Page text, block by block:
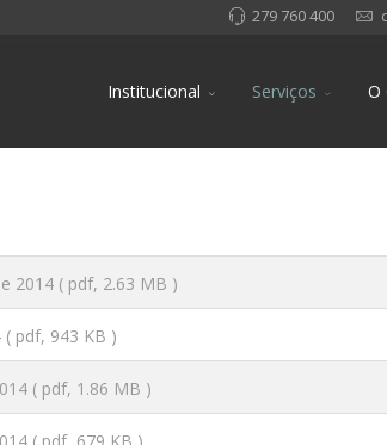
279 760 400
Institucional Serviços O
2014 ( pdf, 2.63 MB )
( pdf, 943 KB )
( pdf, 1.86 MB )